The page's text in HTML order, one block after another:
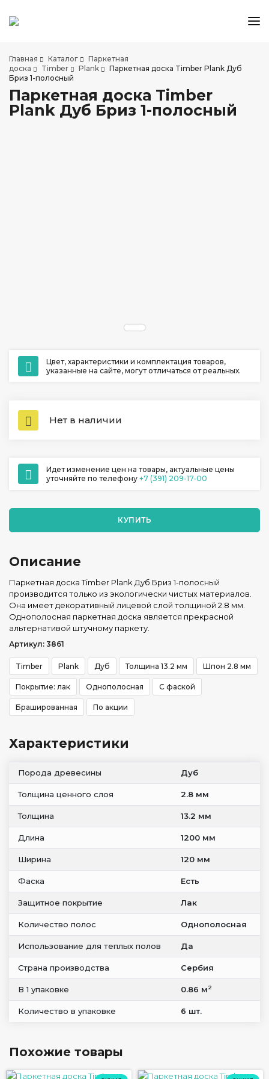
АКЦИИ И СКИДКИ
О КОМПАНИИ
НАШИ МАГАЗИНЫ
ДОСТАВКА И ОПЛАТА
Главная Каталог
Паркетная
доска
Timber Plank
Паркетная доска Timber Plank Дуб
Бриз 1-полосный
Паркетная доска Timber
Plank Дуб Бриз 1-полосный
Цвет, характеристики и комплектация товаров,
указанные на сайте, могут отличаться от реальных.
Нет в наличии
Идет изменение цен на товары, актуальные цены
уточняйте по телефону +7 (391) 209-17-00
КУПИТЬ
Описание
Паркетная доска Timber Plank Дуб Бриз 1-полосный
производится только из экологически чистых материалов.
Она имеет декоративный лицевой слой толщиной 2.8 мм.
Однополосная паркетная доска является прекрасной
альтернативой штучному паркету.
Артикул: 3861
Timber Plank Дуб Толщина 13.2 мм Шпон 2.8 мм
Покрытие: лак Однополосная С фаской
Брашированная По акции
Характеристики
Порода древесины Дуб
Толщина ценного слоя 2.8 мм
Толщина 13.2 мм
Длина 1200 мм
Ширина 120 мм
Фаска Есть
Защитное покрытие Лак
Количество полос Однополосная
Использование для теплых полов Да
Страна производства Сербия
В 1 упаковке 0.86 м2
Количество в упаковке 6 шт.
Похожие товары